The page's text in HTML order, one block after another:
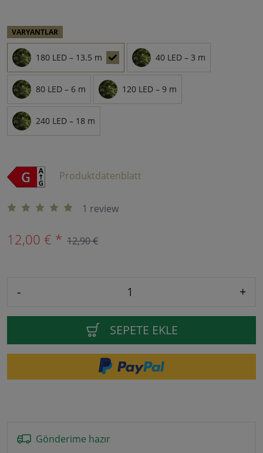
VARYANTLAR
180 LED – 13.5 m 40 LED – 3 m
80 LED – 6 m 120 LED – 9 m
240 LED – 18 m
Produktdatenblatt
1 review
12,00 € * 12,90 €
- +
SEPETE EKLE
Gönderime hazır